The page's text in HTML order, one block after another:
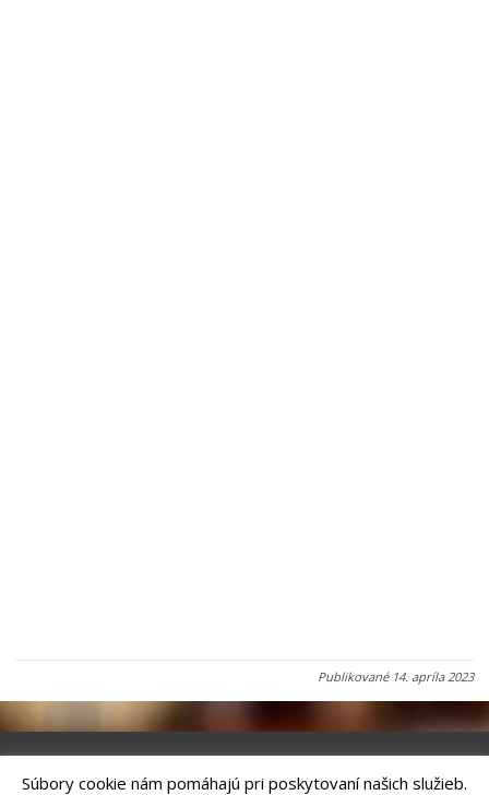
Publikované 14. apríla 2023
Súbory cookie nám pomáhajú pri poskytovaní našich služieb.